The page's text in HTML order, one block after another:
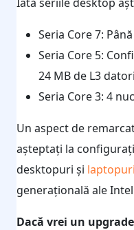
Seria Core 7:
Seria Core 5:
24 MB de L3
Seria Core 3: 4
Un aspect de
așteptați la
desktopuri și laptopuri
generațională ale
Dacă vrei un